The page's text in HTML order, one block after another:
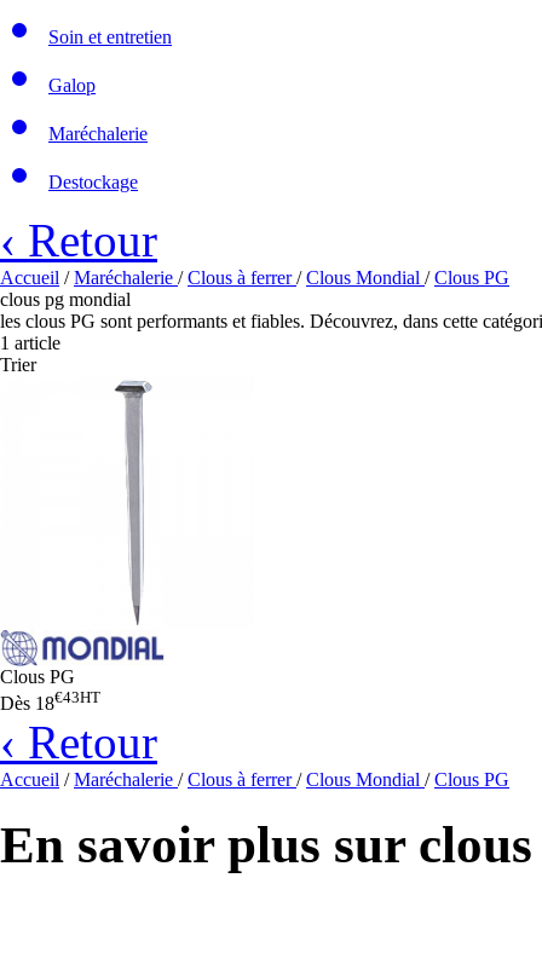
Soin et entretien
Galop
Maréchalerie
Destockage
‹ Retour
Accueil /Maréchalerie /Clous à ferrer /Clous Mondial /Clous PG
clous pg mondial
les clous PG sont performants et fiables. Découvrez, dans cette
1 article
Trier
Clous PG
Dès 18€43HT
‹ Retour
Accueil /Maréchalerie /Clous à ferrer /Clous Mondial /Clous PG
En savoir plus sur